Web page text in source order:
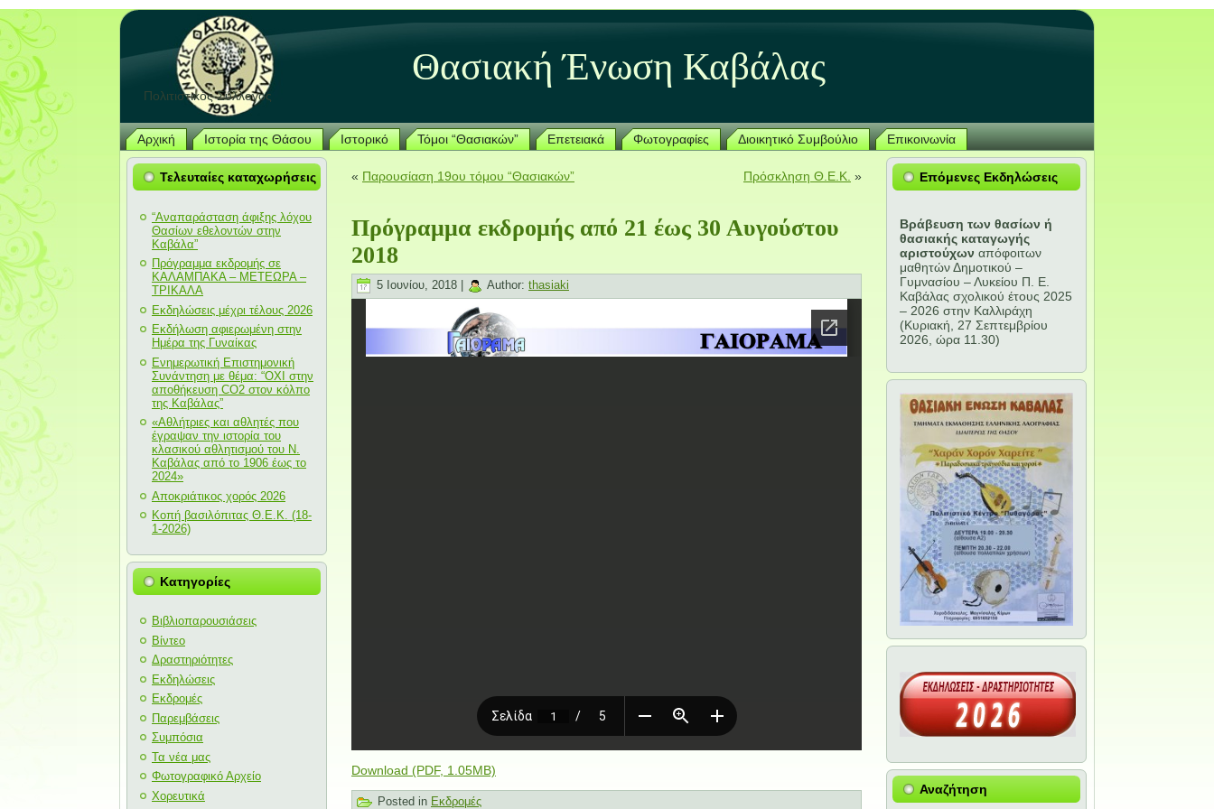
Θασιακή Ένωση Καβάλας
Πολιτιστικός Σύλλογος
Αρχική Ιστορία της Θάσου Ιστορικό Τόμοι “Θασιακών” Επετειακά Φωτογραφίες Διοικητικό Συμβούλιο Επικοινωνία
Τελευταίες καταχωρήσεις
“Αναπαράσταση άφιξης λόχου
Θασίων εθελοντών στην
Καβάλα”
Πρόγραμμα εκδρομής σε
ΚΑΛΑΜΠΑΚΑ – ΜΕΤΕΩΡΑ –
ΤΡΙΚΑΛΑ
Εκδηλώσεις μέχρι τέλους 2026
Εκδήλωση αφιερωμένη στην
Ημέρα της Γυναίκας
Ενημερωτική Επιστημονική
Συνάντηση με θέμα: “ΟΧΙ στην
αποθήκευση CO2 στον κόλπο
της Καβάλας”
«Αθλήτριες και αθλητές που
έγραψαν την ιστορία του
κλασικού αθλητισμού του Ν.
Καβάλας από το 1906 έως το
2024»
Αποκριάτικος χορός 2026
Κοπή βασιλόπιτας Θ.Ε.Κ. (18-
1-2026)
Κατηγορίες
Βιβλιοπαρουσιάσεις
Βίντεο
Δραστηριότητες
Εκδηλώσεις
Εκδρομές
Παρεμβάσεις
Συμπόσια
Τα νέα μας
Φωτογραφικό Αρχείο
Χορευτικά
« Παρουσίαση 19ου τόμου “Θασιακών” Πρόσκληση Θ.Ε.Κ. »
Πρόγραμμα εκδρομής από 21 έως 30 Αυγούστου
2018
5 Ιουνίου, 2018 | Author: thasiaki
Download (PDF, 1.05MB)
Posted in Εκδρομές
Επόμενες Εκδηλώσεις
Βράβευση των θασίων ή
θασιακής καταγωγής
αριστούχων απόφοιτων
μαθητών Δημοτικού –
Γυμνασίου – Λυκείου Π. Ε.
Καβάλας σχολικού έτους 2025
– 2026 στην Καλλιράχη
(Κυριακή, 27 Σεπτεμβρίου
2026, ώρα 11.30)
Αναζήτηση